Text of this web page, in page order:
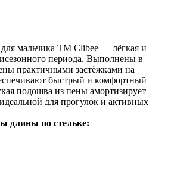
мальчика ТМ Clibee — лёгкая и
периода. Выполнены в
практичными застёжками на
быстрый и комфортный
подошва из пены амортизирует
для прогулок и активных
длины по стельке: